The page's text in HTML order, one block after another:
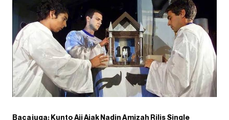
Baca juga:Kunto Aji Ajak Nadin Amizah Rilis Single